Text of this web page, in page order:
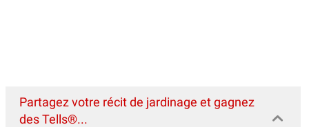
Partagez votre récit de jardinage et gagnez
des Tells®...